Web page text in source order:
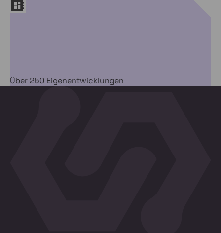
Über 250 Eigenentwicklungen